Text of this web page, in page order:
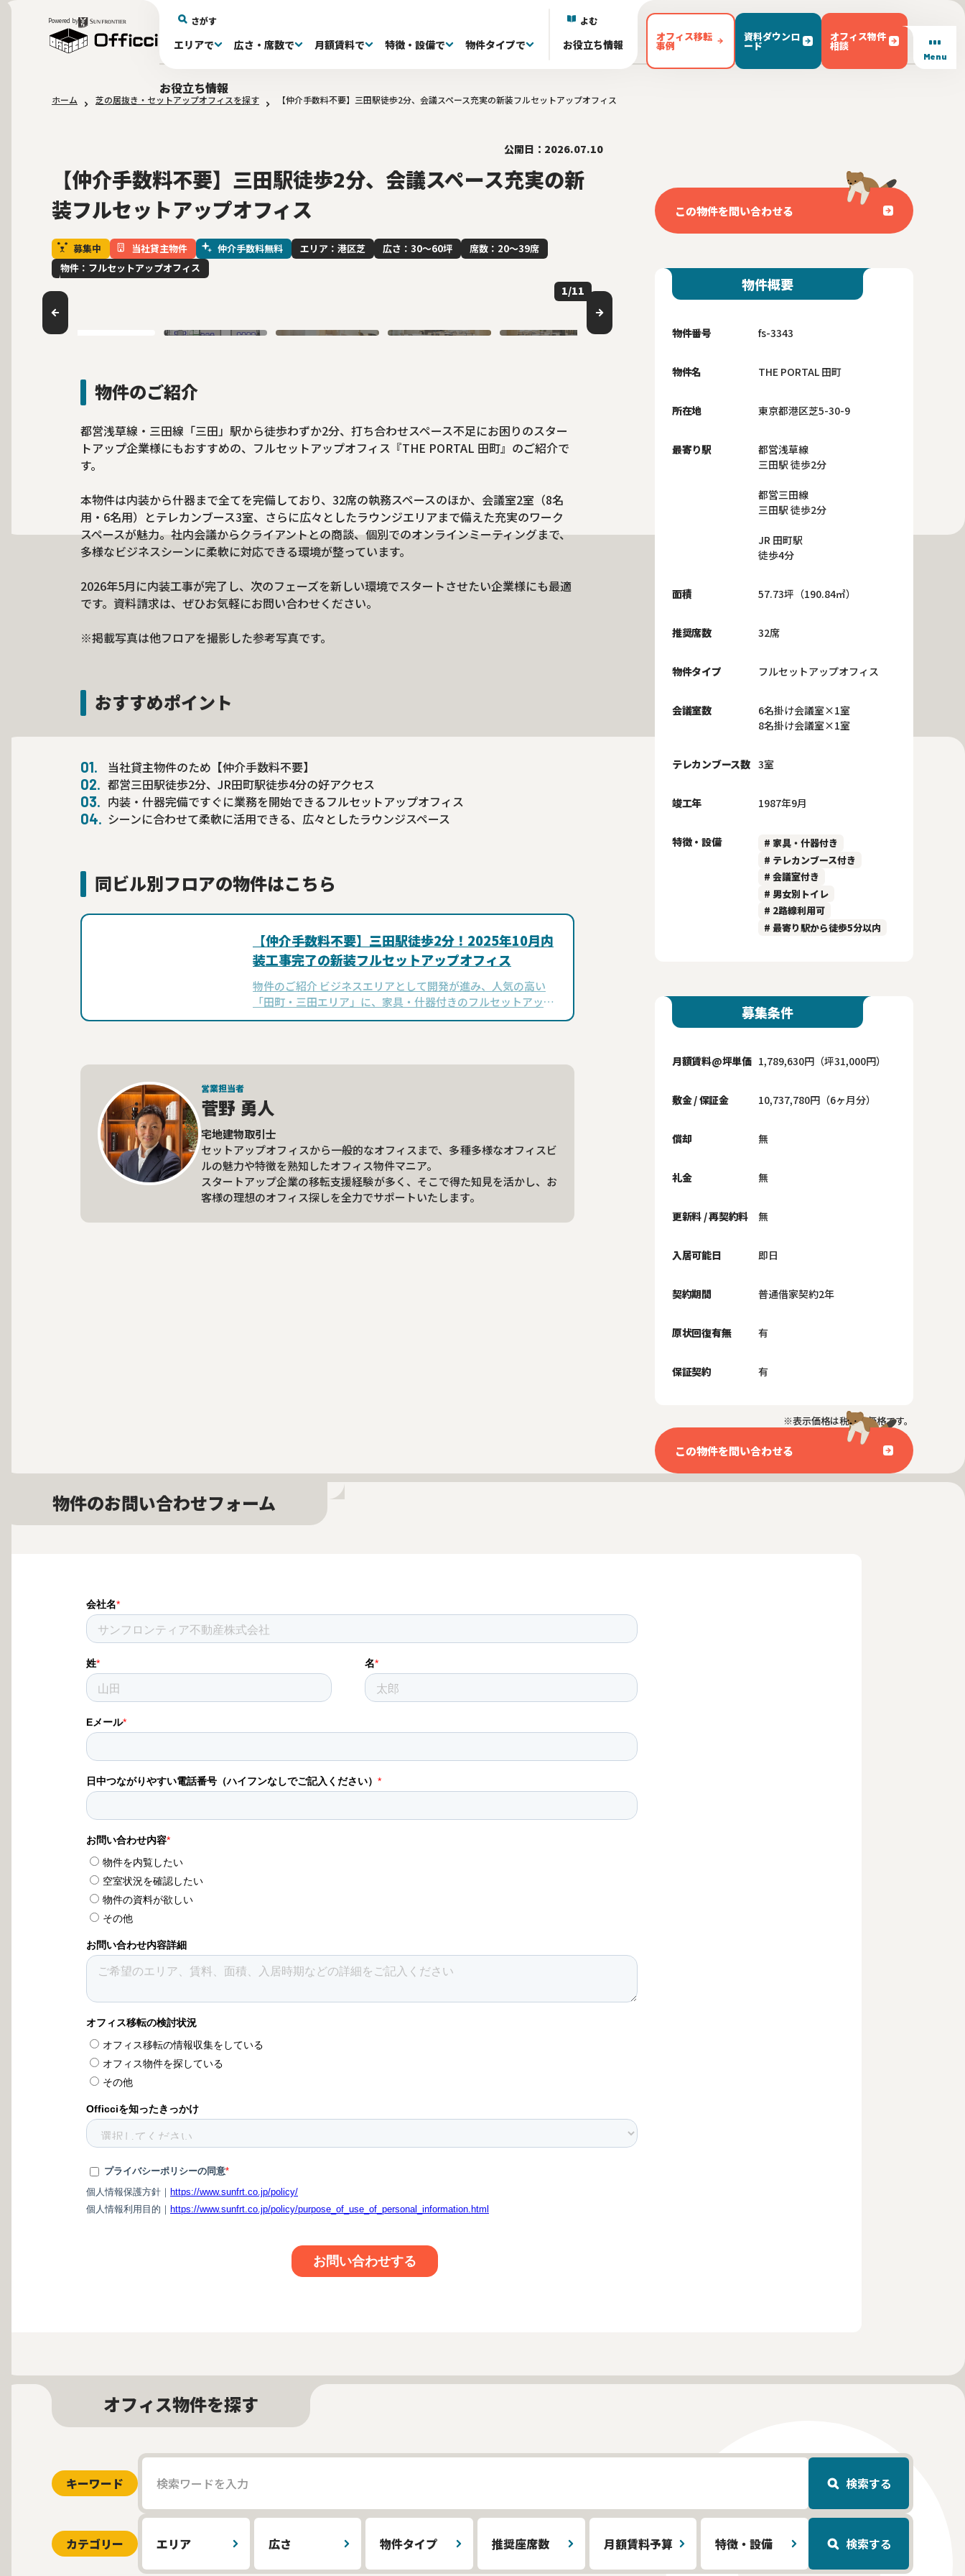
Powered by さがす
エリアで 広さ・席数で 月額賃料で 特徴・設備で 物件タイプで
よむ
お役立ち情報
オフィス移転
事例
資料ダウンロ
ード
オフィス物件
相談
Menu
港区(114)
30〜60坪(275)
セットアップオフィス(278)
30〜60坪(275)
61～100万(185)
テレカンブース付き(443)
居抜きオフィスについて
お役立ち情報
ホーム 芝の居抜き・セットアップオフィスを探す 【仲介手数料不要】三田駅徒歩2分、会議スペース充実の新装フルセットアップオフィス
公開日：2026.07.10
【仲介手数料不要】三田駅徒歩2分、会議スペース充実の新
装フルセットアップオフィス
募集中 当社貸主物件 仲介手数料無料 エリア：港区芝 広さ：30〜60坪
席数：20〜39席
物件：フルセットアップオフィス
1/11
物件のご紹介
都営浅草線・三田線「三田」駅から徒歩わずか2分、打ち合わせスペース不足にお困りのスター
トアップ企業様にもおすすめの、フルセットアップオフィス『THE PORTAL 田町』のご紹介で
す。
本物件は内装から什器まで全てを完備しており、32席の執務スペースのほか、会議室2室（8名
用・6名用）とテレカンブース3室、さらに広々としたラウンジエリアまで備えた充実のワーク
スペースが魅力。社内会議からクライアントとの商談、個別でのオンラインミーティングまで、
多様なビジネスシーンに柔軟に対応できる環境が整っています。
2026年5月に内装工事が完了し、次のフェーズを新しい環境でスタートさせたい企業様にも最適
です。資料請求は、ぜひお気軽にお問い合わせください。
※掲載写真は他フロアを撮影した参考写真です。
おすすめポイント
当社貸主物件のため【仲介手数料不要】
都営三田駅徒歩2分、JR田町駅徒歩4分の好アクセス
内装・什器完備ですぐに業務を開始できるフルセットアップオフィス
シーンに合わせて柔軟に活用できる、広々としたラウンジスペース
同ビル別フロアの物件はこちら
【仲介手数料不要】三田駅徒歩2分！2025年10月内
装工事完了の新装フルセットアップオフィス
物件のご紹介 ビジネスエリアとして開発が進み、人気の高い
「田町・三田エリア」に、家具・什器付きのフルセットアップ
オフィスが登場しました。都営浅草線・三田線の「三田」駅か
営業担当者
菅野 勇人
宅地建物取引士
セットアップオフィスから一般的なオフィスまで、多種多様なオフィスビ
ルの魅力や特徴を熟知したオフィス物件マニア。
スタートアップ企業の移転支援経験が多く、そこで得た知見を活かし、お
客様の理想のオフィス探しを全力でサポートいたします。
この物件を問い合わせる
物件概要
物件番号 fs-3343
物件名 THE PORTAL 田町
所在地 東京都港区芝5-30-9
最寄り駅
都営浅草線
三田駅 徒歩2分
都営三田線
三田駅 徒歩2分
JR 田町駅
徒歩4分
面積 57.73坪（190.84㎡）
推奨席数 32席
物件タイプ フルセットアップオフィス
会議室数
6名掛け会議室×1室
8名掛け会議室×1室
テレカンブース数 3室
竣工年 1987年9月
特徴・設備
# 家具・什器付き
# テレカンブース付き
# 会議室付き
# 男女別トイレ
# 2路線利用可
# 最寄り駅から徒歩5分以内
募集条件
月額賃料@坪単価 1,789,630円（坪31,000円）
敷金 / 保証金 10,737,780円（6ヶ月分）
償却 無
礼金 無
更新料 / 再契約料 無
入居可能日 即日
契約期間 普通借家契約2年
原状回復有無 有
保証契約 有
※表示価格は税抜き価格です。
この物件を問い合わせる
物件のお問い合わせフォーム
オフィス物件を探す
キーワード 検索する
カテゴリー エリア 広さ 物件タイプ 推奨座席数 月額賃料予算 特徴・設備 検索する